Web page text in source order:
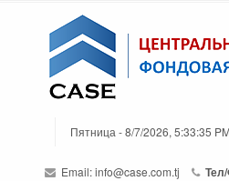
Пятница - 8/7/2026, 5:33:35 PM
Email:info@case.com.tj